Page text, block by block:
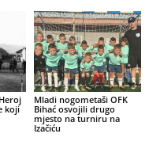
koji
Mladi nogometaši OFK
Bihać osvojili drugo
mjesto na turniru na
Izačiću